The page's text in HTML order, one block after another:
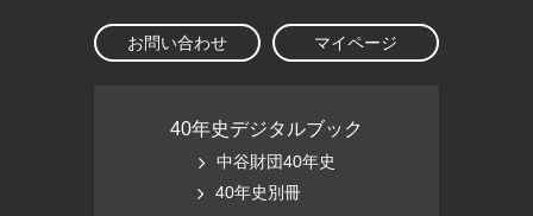
お問い合わせ マイページ
40年史デジタルブック
中谷財団40年史
40年史別冊